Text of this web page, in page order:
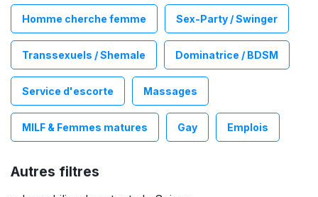
Homme cherche femme Sex-Party / Swinger
Transsexuels / Shemale Dominatrice / BDSM
Service d'escorte Massages
MILF & Femmes matures Gay Emplois
Autres filtres